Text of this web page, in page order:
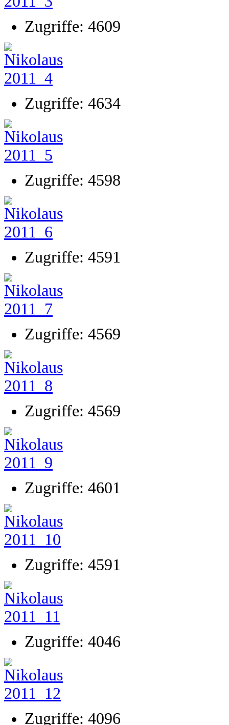
Zugriffe: 4609
Zugriffe: 4634
Zugriffe: 4598
Zugriffe: 4591
Zugriffe: 4569
Zugriffe: 4569
Zugriffe: 4601
Zugriffe: 4591
Zugriffe: 4046
Zugriffe: 4096